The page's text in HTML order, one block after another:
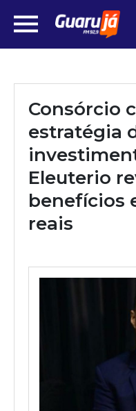
Consórcio
estratégia
Eleuterio
benefícios
reais